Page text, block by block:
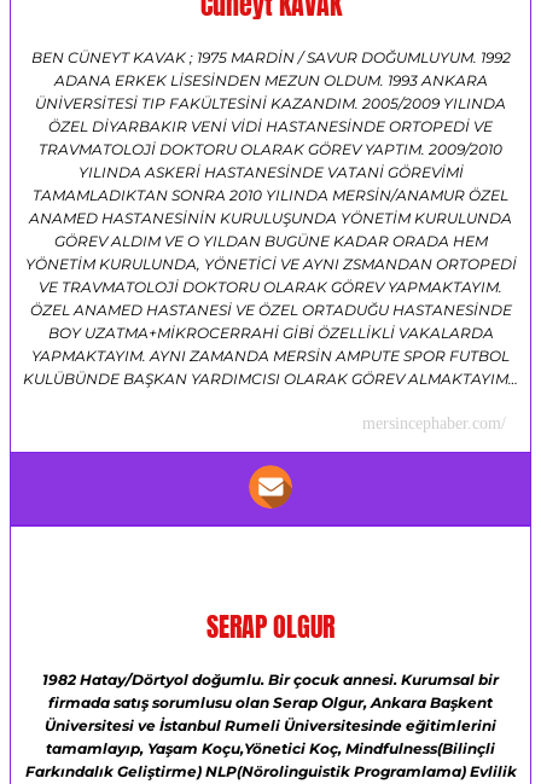
BEN CÜNEYT KAVAK ; 1975 MARDİN / SAVUR DOĞUMLUYUM. 1992
ADANA ERKEK LİSESİNDEN MEZUN OLDUM. 1993 ANKARA
ÜNİVERSİTESİ TIP FAKÜLTESİNİ KAZANDIM. 2005/2009 YILINDA
ÖZEL DİYARBAKIR VENİ VİDİ HASTANESİNDE ORTOPEDİ VE
TRAVMATOLOJİ DOKTORU OLARAK GÖREV YAPTIM. 2009/2010
YILINDA ASKERİ HASTANESİNDE VATANİ GÖREVİMİ
TAMAMLADIKTAN SONRA 2010 YILINDA MERSİN/ANAMUR ÖZEL
ANAMED HASTANESİNİN KURULUŞUNDA YÖNETİM KURULUNDA
GÖREV ALDIM VE O YILDAN BUGÜNE KADAR ORADA HEM
YÖNETİM KURULUNDA, YÖNETİCİ VE AYNI ZSMANDAN ORTOPEDİ
VE TRAVMATOLOJİ DOKTORU OLARAK GÖREV YAPMAKTAYIM.
ÖZEL ANAMED HASTANESİ VE ÖZEL ORTADUĞU HASTANESİNDE
BOY UZATMA+MİKROCERRAHİ GİBİ ÖZELLİKLİ VAKALARDA
YAPMAKTAYIM. AYNI ZAMANDA MERSİN AMPUTE SPOR FUTBOL
KULÜBÜNDE BAŞKAN YARDIMCISI OLARAK GÖREV ALMAKTAYIM…
mersincephaber.com/
SERAP OLGUR
1982 Hatay/Dörtyol doğumlu. Bir çocuk annesi. Kurumsal bir
firmada satış sorumlusu olan Serap Olgur,Ankara Başkent
Üniversitesi ve İstanbul Rumeli Üniversitesinde eğitimlerini
tamamlayıp, Yaşam Koçu,Yönetici Koç, Mindfulness(Bilinçli
Farkındalık Geliştirme) NLP(Nörolinguistik Programlama) Evlilik